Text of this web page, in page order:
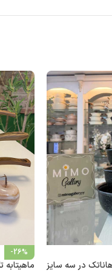
در سه سایز
-26%